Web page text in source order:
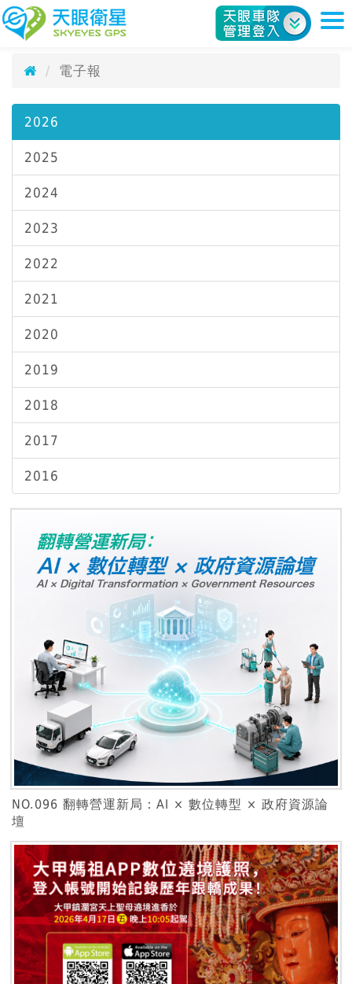
天眼衛星科技股份有限公司
電子報SkyEyes e-Paper
電子報
2026
2025
2024
2023
2022
2021
2020
2019
2018
2017
2016
NO.096 翻轉營運新局：AI × 數位轉型 × 政府資源論
壇